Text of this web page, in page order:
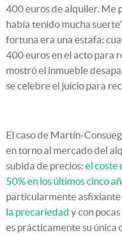
400 euros de alquiler. Me
había tenido mucha
fortuna era una estafa:
400 euros en el acto para
mostró el inmueble
se celebre el juicio para
El caso de Martín-
en torno al mercado del
subida de precios: el coste
50% en los últimos cinco
particularmente asfixiante
la precariedad y con
es prácticamente su única